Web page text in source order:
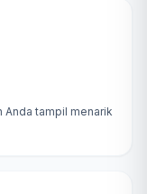
tampil menarik